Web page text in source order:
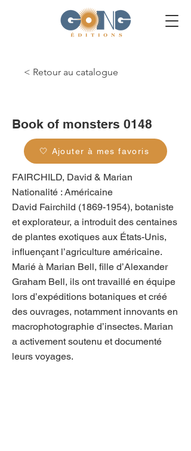
< Retour au catalogue
Book of monsters 0148
🤍 Ajouter à mes favoris
FAIRCHILD, David & Marian
Nationalité : Américaine
David Fairchild (1869-1954), botaniste
et explorateur, a introduit des centaines
de plantes exotiques aux États-Unis,
influençant l’agriculture américaine.
Marié à Marian Bell, fille d’Alexander
Graham Bell, ils ont travaillé en équipe
lors d’expéditions botaniques et créé
des ouvrages, notamment innovants en
macrophotographie d’insectes. Marian
a activement soutenu et documenté
leurs voyages.